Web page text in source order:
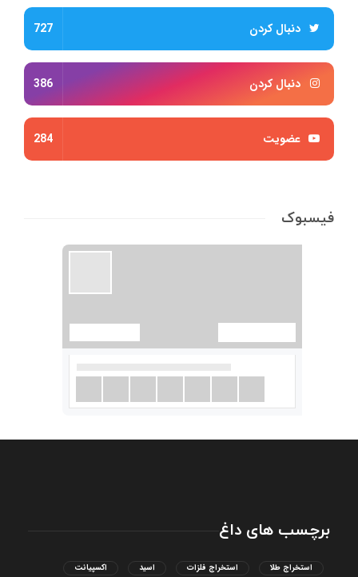
دنبال کردن 727
دنبال کردن 386
عضویت 284
فیسبوک
برچسب های داغ
استخراج طلا استخراج فلزات اسید اکسپیانت